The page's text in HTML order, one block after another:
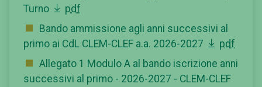
Turno
pdf
Bando ammissione agli anni successivi al
primo ai CdL CLEM-CLEF a.a. 2026-2027
pdf
Allegato 1 Modulo A al bando iscrizione anni
successivi al primo - 2026-2027 - CLEM-CLEF